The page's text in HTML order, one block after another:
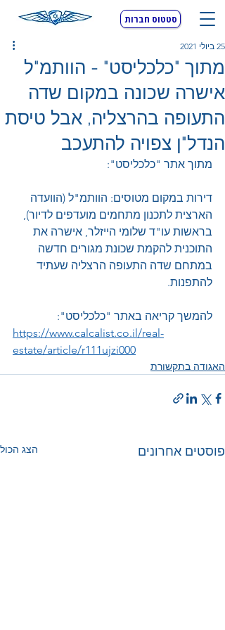
סטטוס חברות
מתוך "כלכליסט" - הוותמ"ל
אישרה שכונה במקום שדה
התעופה בהרצליה, אבל טיסת
הנדל"ן צפויה להתעכב
25 ביולי 2021
מתוך אתר "כלכליסט":
דירות במקום מטוסים: הוותמ"ל (הוועדה
הארצית לתכנון מתחמים מועדפים לדיור),
בראשות עו"ד שלומי הייזלר, אישרה את
התוכנית להקמת שכונת מגורים חדשה
במתחם שדה התעופה הרצליה שעתיד
להתפנות.
להמשך קריאה באתר "כלכליסט":
https://www.calcalist.co.il/real-
estate/article/r111ujzi000
האגודה בתקשורת
פוסטים אחרונים הצג הכול